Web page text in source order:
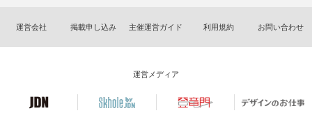
運営会社 掲載申し込み 主催運営ガイド 利用規約 お問い合わせ
運営メディア